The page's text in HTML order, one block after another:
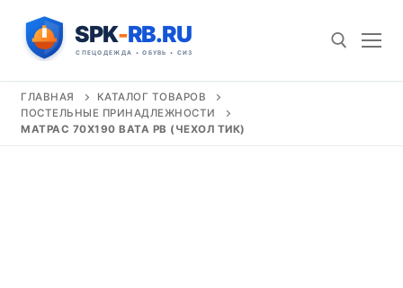
содержимому
ГЛАВНАЯ
КАТАЛОГ ТОВАРОВ
ПОСТЕЛЬНЫЕ ПРИНАДЛЕЖНОСТИ
МАТРАС 70Х190 ВАТА РВ (ЧЕХОЛ ТИК)